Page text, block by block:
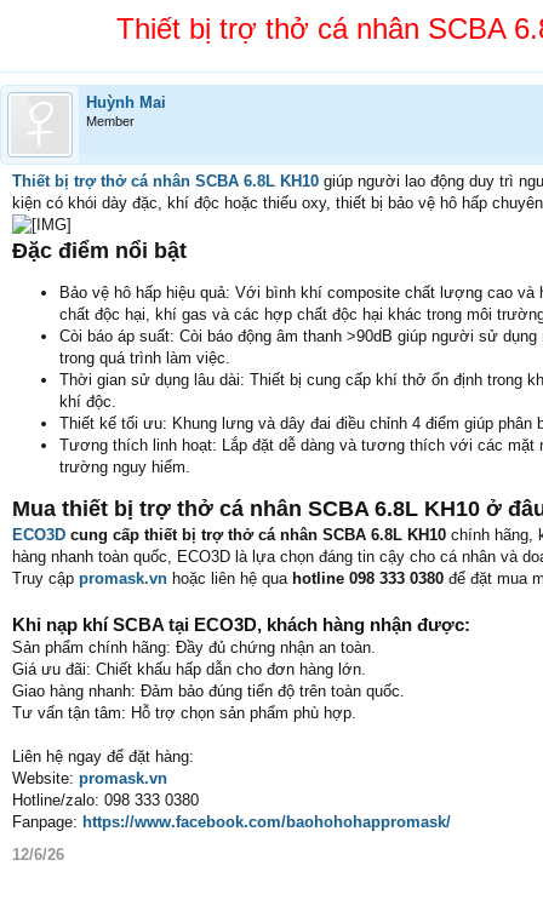
Thiết bị trợ thở cá nhân SCBA
Huỳnh Mai
Member
Thiết bị trợ thở cá nhân SCBA 6.8L KH10 giúp người lao động duy trì
kiện có khói dày đặc, khí độc hoặc thiếu oxy, thiết bị bảo vệ hô hấp
Đặc điểm nổi bật
Bảo vệ hô hấp hiệu quả: Với bình khí composite chất lượng cao
chất độc hại, khí gas và các hợp chất độc hại khác trong môi
Còi báo áp suất: Còi báo động âm thanh >90dB giúp người sử
trong quá trình làm việc.
Thời gian sử dụng lâu dài: Thiết bị cung cấp khí thở ổn định trong
khí độc.
Thiết kế tối ưu: Khung lưng và dây đai điều chỉnh 4 điểm giúp
Tương thích linh hoạt: Lắp đặt dễ dàng và tương thích với các mặt
trường nguy hiểm.
Mua thiết bị trợ thở cá nhân SCBA 6.8L KH10 ở
ECO3D cung cấp thiết bị trợ thở cá nhân SCBA 6.8L KH10 chính hãng,
hàng nhanh toàn quốc, ECO3D là lựa chọn đáng tin cậy cho cá nhân và
Truy cập promask.vn hoặc liên hệ qua hotline 098 333 0380 để đặt mua
Khi nạp khí SCBA tại ECO3D, khách hàng nhận được:
Sản phẩm chính hãng: Đầy đủ chứng nhận an toàn.
Giá ưu đãi: Chiết khấu hấp dẫn cho đơn hàng lớn.
Giao hàng nhanh: Đảm bảo đúng tiến độ trên toàn quốc.
Tư vấn tận tâm: Hỗ trợ chọn sản phẩm phù hợp.
Liên hệ ngay để đặt hàng:
Website: promask.vn
Hotline/zalo: 098 333 0380
Fanpage: https://www.facebook.com/baohohohappromask/
12/6/26